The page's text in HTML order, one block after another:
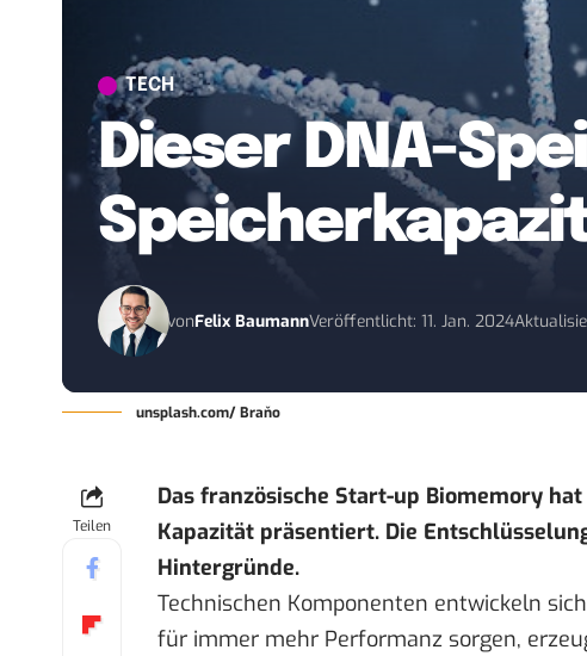
TECH
Dieser DNA-
vonFelix BaumannVeröffentlicht: 11. Jan. 2024
unsplash.com/ Braňo
Teilen
Das französische Start-up Biomemory
Kapazität präsentiert. Die
Hintergründe.
Technischen Komponenten entwickeln
für immer mehr Performanz sorgen,